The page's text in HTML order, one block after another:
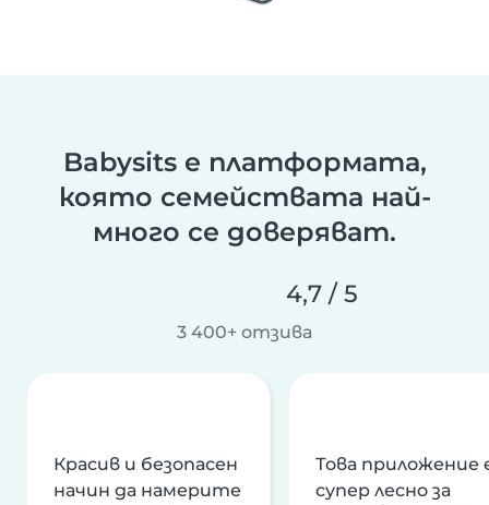
Babysits е платформата,
която семействата най-
много се доверяват.
4,7 / 5
3 400+ отзива
Красив и безопасен
начин да намерите
Това приложение
супер лесно за